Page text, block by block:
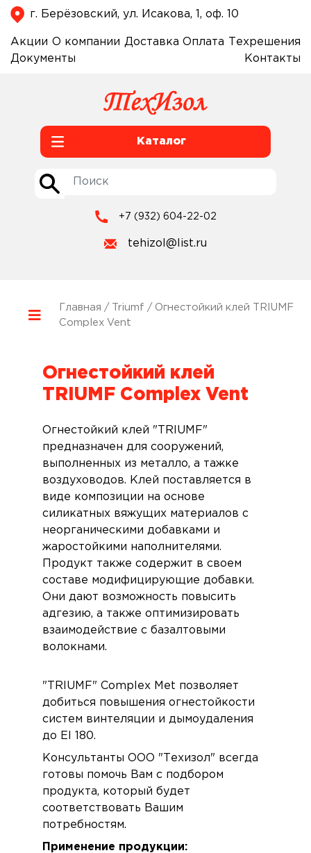
г. Берёзовский, ул. Исакова, 1, оф. 10
Акции О компании Доставка Оплата
Техрешения
Документы
Контакты
Каталог
+7 (932) 604-22-02
tehizol@list.ru
Главная / Triumf / Огнестойкий клей TRIUMF
Complex Vent
Огнестойкий клей
TRIUMF Complex Vent
Огнестойкий клей "TRIUMF"
предназначен для сооружений,
выполненных из металло, а тажке
воздуховодов. Клей поставляется в
виде композиции на основе
силикатных вяжущих материалов с
неорганическими добавками и
жаростойкими наполнителями.
Продукт также содержит в своем
составе модифицирующие добавки.
Они дают возможность повысить
адгезию, а также оптимизировать
взаимодействие с базалтовыми
волокнами.
"TRIUMF" Complex Met позволяет
добиться повышения огнестойкости
систем винтеляции и дымоудаления
до EI 180.
Консультанты ООО "Техизол" всегда
готовы помочь Вам с подбором
продукта, который будет
соответствовать Вашим
потребностям.
Применение продукции: